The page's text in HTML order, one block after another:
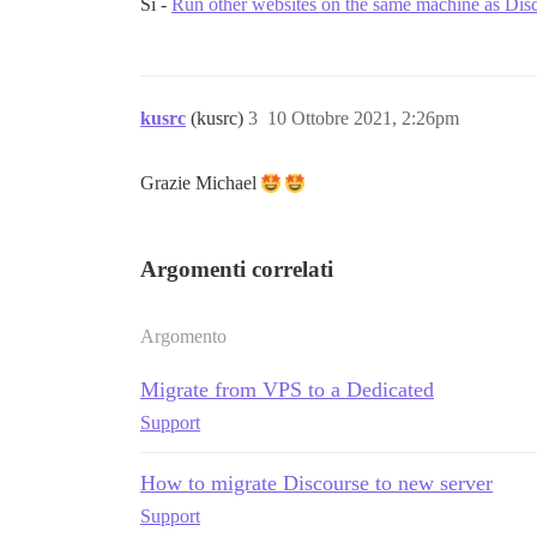
Sì - Run other websites on the same machine as
kusrc (kusrc) 10 Ottobre 2021, 2:26pm
3
Grazie Michael
Argomenti correlati
Argomento
Migrate from VPS to a Dedicated
Support
How to migrate Discourse to new server
Support